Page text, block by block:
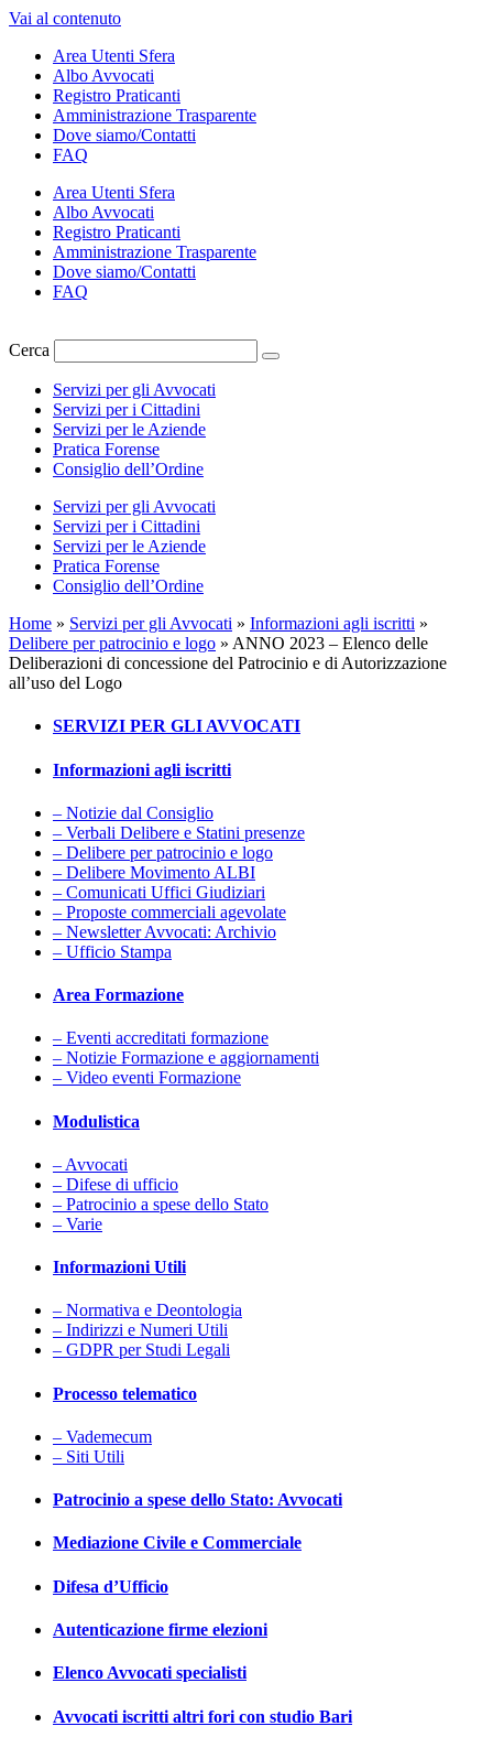
Vai al contenuto
Area Utenti Sfera
Albo Avvocati
Registro Praticanti
Amministrazione Trasparente
Dove siamo/Contatti
FAQ
Area Utenti Sfera
Albo Avvocati
Registro Praticanti
Amministrazione Trasparente
Dove siamo/Contatti
FAQ
Cerca
Servizi per gli Avvocati
Servizi per i Cittadini
Servizi per le Aziende
Pratica Forense
Consiglio dell’Ordine
Servizi per gli Avvocati
Servizi per i Cittadini
Servizi per le Aziende
Pratica Forense
Consiglio dell’Ordine
Home » Servizi per gli Avvocati » Informazioni agli iscritti »
Delibere per patrocinio e logo » ANNO 2023 – Elenco delle
Deliberazioni di concessione del Patrocinio e di Autorizzazione
all’uso del Logo
SERVIZI PER GLI AVVOCATI
Informazioni agli iscritti
– Notizie dal Consiglio
– Verbali Delibere e Statini presenze
– Delibere per patrocinio e logo
– Delibere Movimento ALBI
– Comunicati Uffici Giudiziari
– Proposte commerciali agevolate
– Newsletter Avvocati: Archivio
– Ufficio Stampa
Area Formazione
– Eventi accreditati formazione
– Notizie Formazione e aggiornamenti
– Video eventi Formazione
Modulistica
– Avvocati
– Difese di ufficio
– Patrocinio a spese dello Stato
– Varie
Informazioni Utili
– Normativa e Deontologia
– Indirizzi e Numeri Utili
– GDPR per Studi Legali
Processo telematico
– Vademecum
– Siti Utili
Patrocinio a spese dello Stato: Avvocati
Mediazione Civile e Commerciale
Difesa d’Ufficio
Autenticazione firme elezioni
Elenco Avvocati specialisti
Avvocati iscritti altri fori con studio Bari